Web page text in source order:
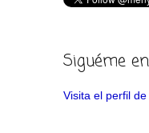
Siguéme
Visita el perfil